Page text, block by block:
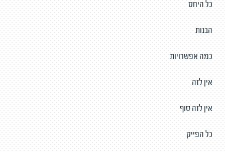
כל היחס
הבנות
כמה אפשרויות
אין לזה
אין לזה סוף
כל הפייק